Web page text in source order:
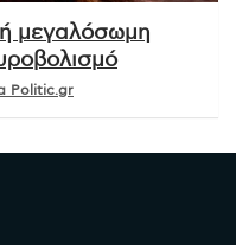
μεγαλόσωμη
Politic.gr